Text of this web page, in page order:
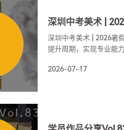
深圳中考美术 | 2026暑
提升周期，实现专业能
2026-07-17